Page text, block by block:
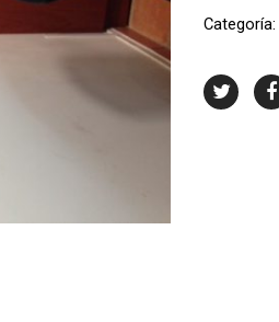
Categoría: